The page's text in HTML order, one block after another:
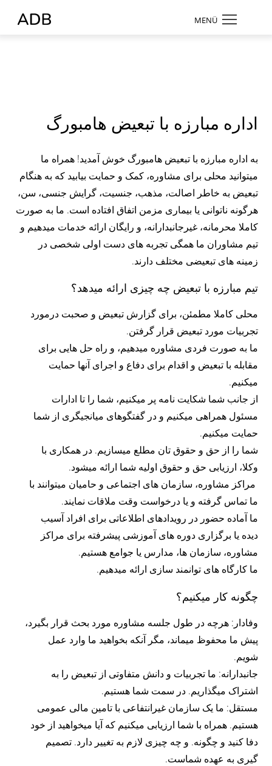
MENÜ
Suche
اداره مبارزه با تبعیض هامبورگ
به اداره مبارزه با تبعیض هامبورگ خوش آمدید! همراه ما
میتوانید محلی برای مشاوره، کمک و حمایت بیابید که به هنگام
تبعیض به خاطر اصالت، مذهب، جنسیت، گرایش جنسی، سن،
هرگونه ناتوانی یا بیماری مزمن اتفاق افتاده است. ما به صورت
کاملا محرمانه، غیرجانبدارانه، و رایگان ارائه خدمات میدهیم و
تیم مشاوران ما همگی تجربه های دست اولی شخصی در
زمینه های تبعیضی مختلف دارند.
تیم مبارزه با تبعیض چه چیزی ارائه میدهد؟
محلی کاملا مطمئن، برای گزارش تبعیض و صحبت درمورد
تجربیات مورد تبعیض قرار گرفتن.
ما به صورت فردی مشاوره میدهیم، و راه حل هایی برای
مقابله با تبعیض و اقدام برای دفاع و اجرای آنها حمایت
میکنیم.
از جانب شما شکایت نامه پر میکنیم، شما را تا ادارات
مسئول همراهی میکنیم و در گفتگوهای میانجیگری از شما
حمایت میکنیم.
شما را از حق و حقوق تان مطلع میسازیم. در همکاری با
وکلا، ارزیابی حق و حقوق اولیه شما ارائه میشود.
مراکز مشاوره، سازمان های اجتماعی و حامیان میتوانند با
ما تماس گرفته و یا درخواست وقت ملاقات نمایند.
ما آماده حضور در رویدادهای اطلاعاتی برای افراد آسیب
دیده یا برگزاری دوره های آموزشی پیشرفته برای مراکز
مشاوره، سازمان ها، مدارس یا جوامع هستیم.
ما کارگاه های توانمند سازی ارائه میدهیم.
چگونه کار میکنیم؟
وفادار: هرچه در طول جلسه مشاوره مورد بحث قرار بگیرد،
پیش ما محفوظ میماند، مگر آنکه بخواهید ما وارد عمل
شویم.
جانبدارانه: ما تجربیات و دانش متفاوتی از تبعیض را به
اشتراک میگذاریم. در سمت شما هستیم.
مستقل: ما یک سازمان غیرانتفاعی با تامین مالی عمومی
هستیم. همراه با شما ارزیابی میکنیم که آیا میخواهید از خود
دفا کنید و چگونه. و چه چیزی لازم به تغییر دارد. تصمیم
گیری به عهده شماست.